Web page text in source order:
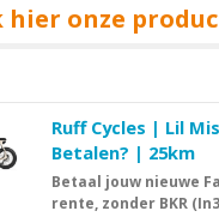
hier onze
Ruff Cycles | Lil
Betalen? | 25km
Betaal jouw nieuwe
rente, zonder BKR